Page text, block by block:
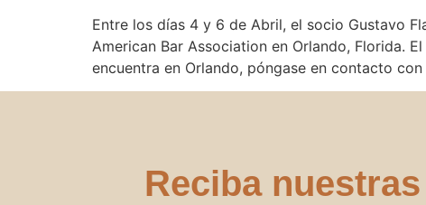
Entre los días 4 y 6 de Abril, el socio Gustavo
American Bar Association en Orlando, Florida.
encuentra en Orlando, póngase en contacto
Reciba